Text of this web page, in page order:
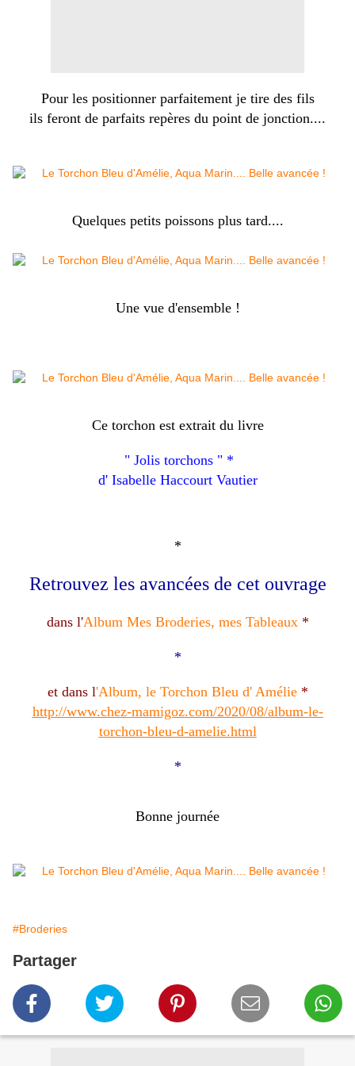
Pour les positionner parfaitement je tire des fils
ils feront de parfaits repères du point de jonction....
Quelques petits poissons plus tard....
Une vue d'ensemble !
Ce torchon est extrait du livre
" Jolis torchons " *
d' Isabelle Haccourt Vautier
*
Retrouvez les avancées de cet ouvrage
dans l'Album Mes Broderies, mes Tableaux*
*
et dans l'Album, le Torchon Bleu d' Amélie*
http://www.chez-mamigoz.com/2020/08/album-le-
torchon-bleu-d-amelie.html
*
Bonne journée
#Broderies
Partager